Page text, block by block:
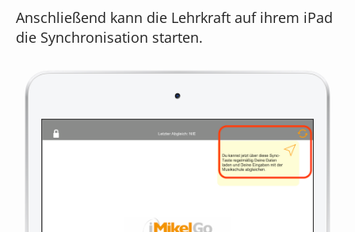
Anschließend kann die Lehrkraft auf ihrem iPad
die Synchronisation starten.